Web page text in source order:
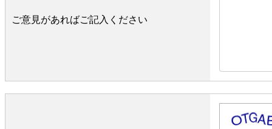
ご意見があればご記入ください